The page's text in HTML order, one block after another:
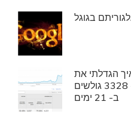
בגוגל
הגדלתי את
הטראפיק האורגני של לקוח ב- 3328 גולשים
ב- 21 ימים